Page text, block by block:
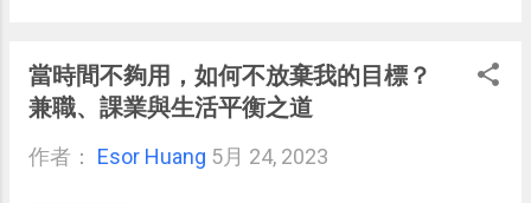
當時間不夠用，如何不放棄我的目標？
兼職、課業與生活平衡之道
作者： Esor Huang 5月 24, 2023